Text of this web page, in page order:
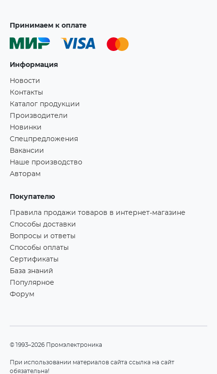
Принимаем к оплате
Информация
Новости
Контакты
Каталог продукции
Производители
Новинки
Спецпредложения
Вакансии
Наше производство
Авторам
Покупателю
Правила продажи товаров в интернет-магазине
Способы доставки
Вопросы и ответы
Способы оплаты
Сертификаты
База знаний
Популярное
Форум
©1993–2026 Промэлектроника
При использовании материалов сайта ссылка на сайт
обязательна!